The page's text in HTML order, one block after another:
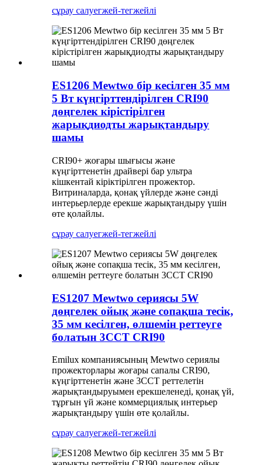
сұрау салуегжей-тегжейлі
ES1206 Mewtwo бір кесілген 35 мм
5 Вт күңгірттендірілген CRI90
дөңгелек кірістірілген
жарықдиодты жарықтандыру
шамы
CRI90+ жоғары шығысы және
күңгірттенетін драйвері бар ультра
кішкентай кіріктірілген прожектор.
Витриналарда, қонақ үйлерде және сәнді
интерьерлерде ерекше жарықтандыру үшін
өте қолайлы.
сұрау салуегжей-тегжейлі
ES1207 Mewtwo сериясы 5W
дөңгелек ойық және сопақша тесік,
35 мм кесілген, өлшемін реттеуге
болатын 3CCT CRI90
Emilux компаниясының Mewtwo сериялы
прожекторлары жоғары сапалы CRI90,
күңгірттенетін және 3CCT реттелетін
жарықтандыруымен ерекшеленеді, қонақ үй,
тұрғын үй және коммерциялық интерьер
жарықтандыру үшін өте қолайлы.
сұрау салуегжей-тегжейлі